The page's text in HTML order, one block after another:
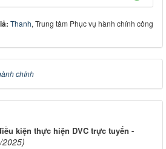
Thanh, Trung tâm Phục vụ hành chính công
chính
kiện thực hiện DVC trực tuyến -
2025)